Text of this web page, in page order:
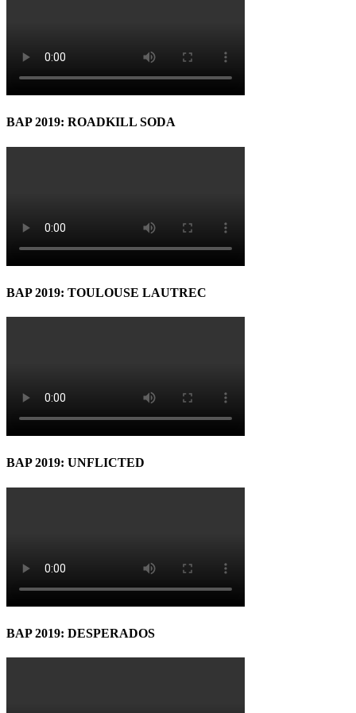
BAP 2019: ROADKILL SODA
BAP 2019: TOULOUSE LAUTREC
BAP 2019: UNFLICTED
BAP 2019: DESPERADOS